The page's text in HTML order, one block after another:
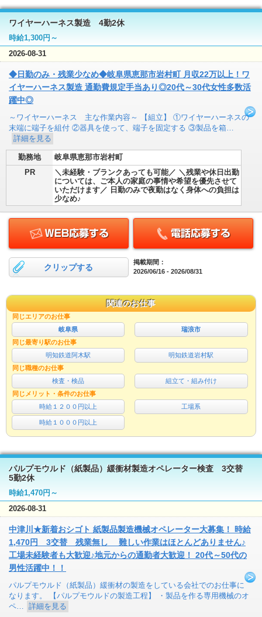
ワイヤーハーネス製造 4勤2休
時給1,300円～
2026-08-31
◆日勤のみ・残業少なめ◆岐阜県恵那市岩村町 月収22万以上！ワ
イヤーハーネス製造 通勤費規定手当あり◎20代～30代女性多数活
躍中◎
～ワイヤーハーネス 主な作業内容～ 【組立】 ①ワイヤーハーネスの
末端に端子を組付 ②器具を使って、端子を固定する ③製品を箱…
詳細を見る
勤務地
岐阜県恵那市岩村町
PR
＼未経験・ブランクあっても可能／ ＼残業や休日出勤
については、ご本人の家庭の事情や希望を優先させて
いただけます／ 日勤のみで夜勤はなく身体への負担は
少なめ♪
クリップする
掲載期間：
2026/06/16 - 2026/08/31
関連のお仕事
同じエリアのお仕事
岐阜県
瑞浪市
同じ最寄り駅のお仕事
明知鉄道阿木駅
明知鉄道岩村駅
同じ職種のお仕事
検査・検品
組立て・組み付け
同じメリット・条件のお仕事
時給１２００円以上
工場系
時給１０００円以上
パルプモウルド（紙製品）緩衝材製造オペレーター検査 3交替
5勤2休
時給1,470円～
2026-08-31
中津川★新着おシゴト 紙製品製造機械オペレーター大募集！ 時給
1,470円 3交替 残業無し 難しい作業はほとんどありません♪
工場未経験者も大歓迎♪地元からの通勤者大歓迎！ 20代～50代の
男性活躍中！！
パルプモウルド（紙製品）緩衝材の製造をしている会社でのお仕事に
なります。 【パルプモウルドの製造工程】 ・製品を作る専用機械のオ
ペ…
詳細を見る